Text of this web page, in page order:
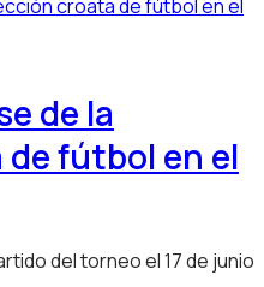
de la
fútbol en el
del torneo el 17 de junio